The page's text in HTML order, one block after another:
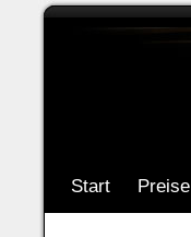
Start Preise